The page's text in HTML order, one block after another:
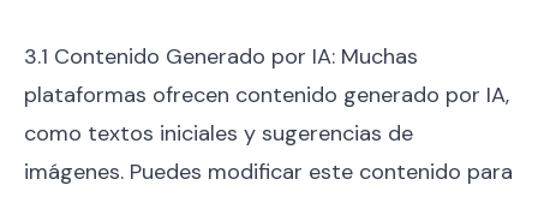
3.1 Contenido Generado por IA: Muchas
plataformas ofrecen contenido generado por IA,
como textos iniciales y sugerencias de
imágenes. Puedes modificar este contenido para